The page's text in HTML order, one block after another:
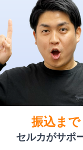
振込まで
セルカがサポ